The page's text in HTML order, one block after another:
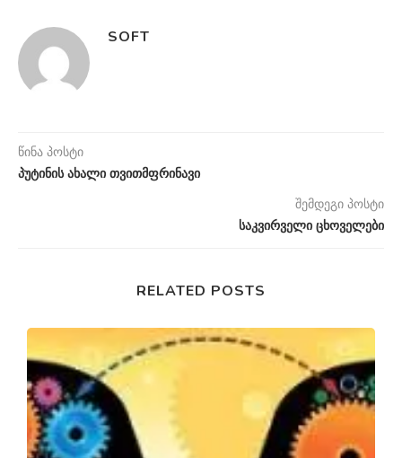
SOFT
წინა პოსტი
პუტინის ახალი თვითმფრინავი
შემდეგი პოსტი
საკვირველი ცხოველები
RELATED POSTS